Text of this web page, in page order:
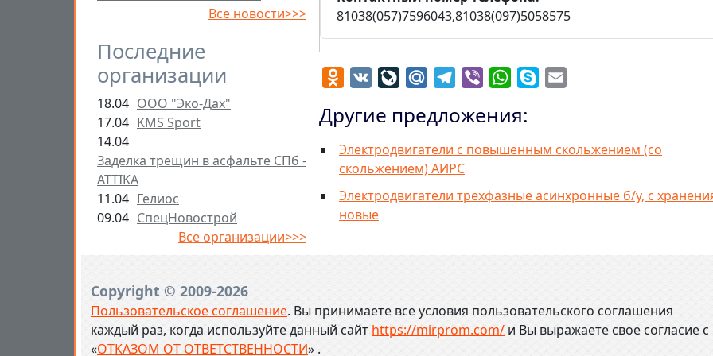
Все новости>>>
Последние
организации
18.04 ООО "Эко-Дах"
17.04 KMS Sport
14.04
Заделка трещин в асфальте СПб -
ATTIKA
11.04 Гелиос
09.04 СпецНовострой
Все организации>>>
81038(057)7596043,81038(097)5058575
Odnoklassniki
VK LiveJournal
Mail.RuTelegram
Viber WhatsApp
Skype
Другие предложения:
Электродвигатели с повышенным скольжением (со
скольжением) АИРС
Электродвигатели трехфазные асинхронные б/у, с
новые
Copyright © 2009-2026
Пользовательское соглашение. Вы принимаете все условия пользовательского соглашения
каждый раз, когда используйте данный сайт https://mirprom.com/ и Вы выражаете свое согласие с
«ОТКАЗОМ ОТ ОТВЕТСТВЕННОСТИ» .